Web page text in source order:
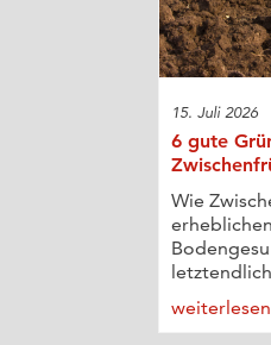
15. Juli 2026
6 gute
Wie
weiterlesen